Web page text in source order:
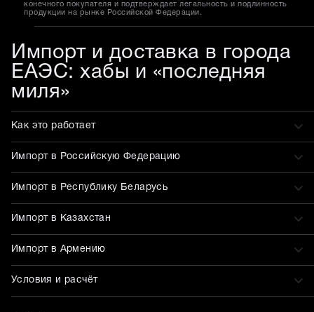
конечного покупателя и подтверждает легальность и подлинность
продукции на рынке Российской Федерации.
Импорт и доставка в города
ЕАЭС: хабы и «последняя
миля»
Как это работает
Импорт в Российскую Федерацию
Импорт в Республику Беларусь
Импорт в Казахстан
Импорт в Армению
Условия и расчёт